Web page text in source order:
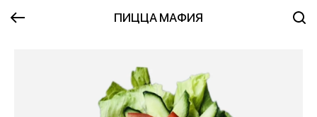
ПИЦЦА МАФИЯ